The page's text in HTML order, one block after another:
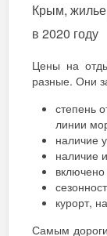
Крым,
в 2020 году
Цены на
разные. Они
степень
линии
наличие
наличие
курорт,
Самым